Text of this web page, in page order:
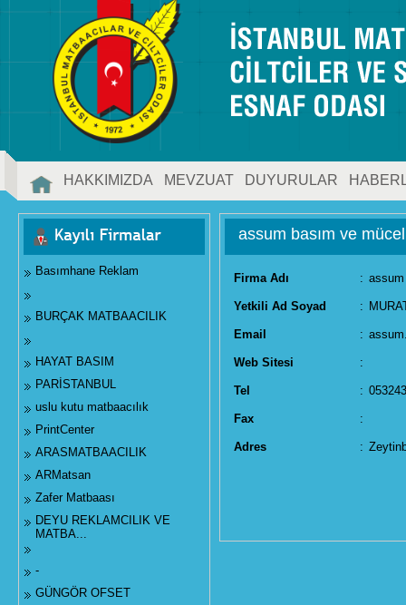
HAKKIMIZDA MEVZUAT DUYURULAR
İLETİŞİM
Basımhane Reklam
BURÇAK MATBAACILIK
HAYAT BASIM
PARİSTANBUL
uslu kutu matbaacılık
PrintCenter
ARASMATBAACILIK
ARMatsan
Zafer Matbaası
DEYU REKLAMCILIK VE
MATBA...
-
GÜNGÖR OFSET
assum basım ve
Firma Adı :
Yetkili Ad Soyad :
Email :
Web Sitesi :
Tel :
Fax :
Adres :